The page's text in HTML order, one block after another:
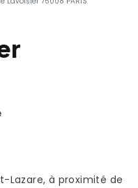
Lazare, à proximité de